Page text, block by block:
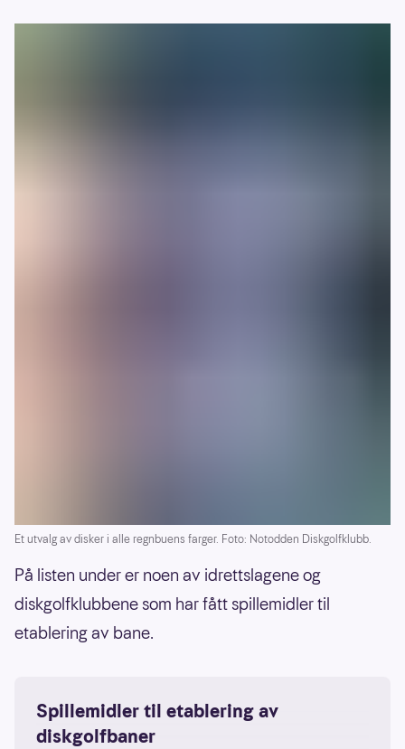
Et utvalg av disker i alle regnbuens farger. Foto: Notodden Diskgolfklubb.
På listen under er noen av idrettslagene og
diskgolfklubbene som har fått spillemidler til
etablering av bane.
Spillemidler til etablering av
diskgolfbaner